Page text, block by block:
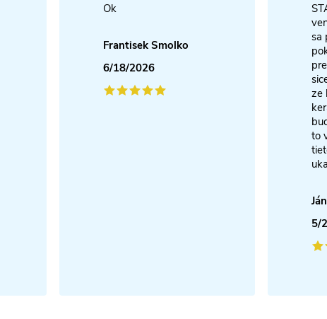
Ok
Frantisek Smolko
6/18/2026
sa
ze
to
5/